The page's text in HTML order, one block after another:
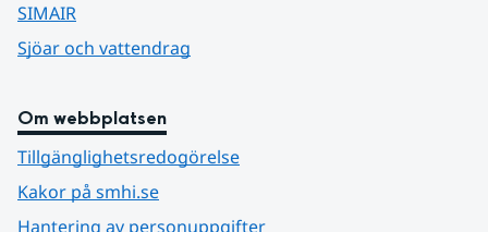
SIMAIR
Sjöar och vattendrag
Om webbplatsen
Tillgänglighetsredogörelse
Kakor på smhi.se
Hantering av personuppgifter